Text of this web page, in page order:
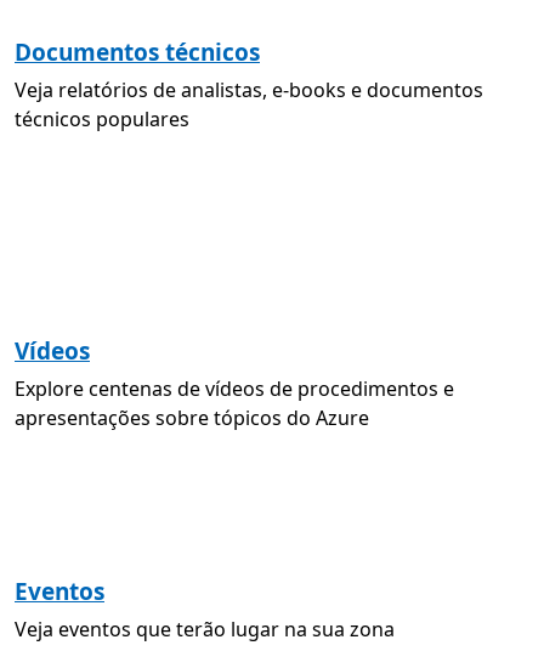
Documentos técnicos
Veja relatórios de analistas, e-books e documentos
técnicos populares
Vídeos
Explore centenas de vídeos de procedimentos e
apresentações sobre tópicos do Azure
Eventos
Veja eventos que terão lugar na sua zona